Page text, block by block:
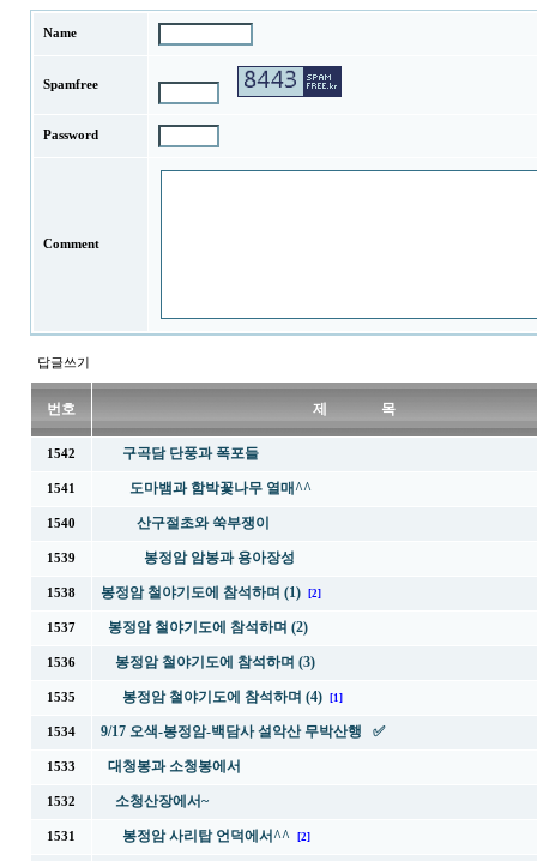
Name
Spamfree
Password
Comment
답글쓰기
번호 제 목
1542 구곡담 단풍과 폭포들
1541 도마뱀과 함박꽃나무 열매^^
1540 산구절초와 쑥부쟁이
1539 봉정암 암봉과 용아장성
1538 봉정암 철야기도에 참석하며 (1) [2]
1537 봉정암 철야기도에 참석하며 (2)
1536 봉정암 철야기도에 참석하며 (3)
1535 봉정암 철야기도에 참석하며 (4) [1]
1534 9/17 오색-봉정암-백담사 설악산 무박산행 ✅
1533 대청봉과 소청봉에서
1532 소청산장에서~
1531 봉정암 사리탑 언덕에서^^ [2]